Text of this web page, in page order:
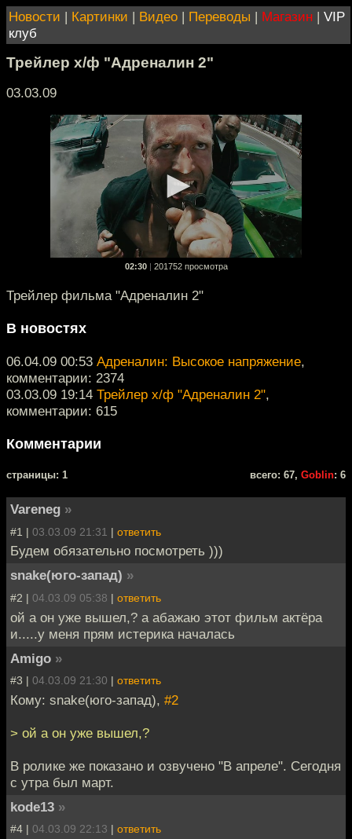
Новости | Картинки | Видео | Переводы | Магазин | VIP
клуб
Трейлер х/ф "Адреналин 2"
03.03.09
02:30 201752 просмотра
Трейлер фильма "Адреналин 2"
В новостях
06.04.09 00:53 Адреналин: Высокое напряжение,
комментарии: 2374
03.03.09 19:14 Трейлер х/ф "Адреналин 2",
комментарии: 615
Комментарии
cтраницы: 1 всего: 67, Goblin: 6
Vareneg »
#1 | 03.03.09 21:31 | ответить
Будем обязательно посмотреть )))
snake(юго-запад) »
#2 | 04.03.09 05:38 | ответить
ой а он уже вышел,? а абажаю этот фильм актёра
и.....у меня прям истерика началась
Amigo »
#3 | 04.03.09 21:30 | ответить
Кому: snake(юго-запад), #2
> ой а он уже вышел,?
В ролике же показано и озвучено "В апреле". Сегодня
с утра был март.
kode13 »
#4 | 04.03.09 22:13 | ответить